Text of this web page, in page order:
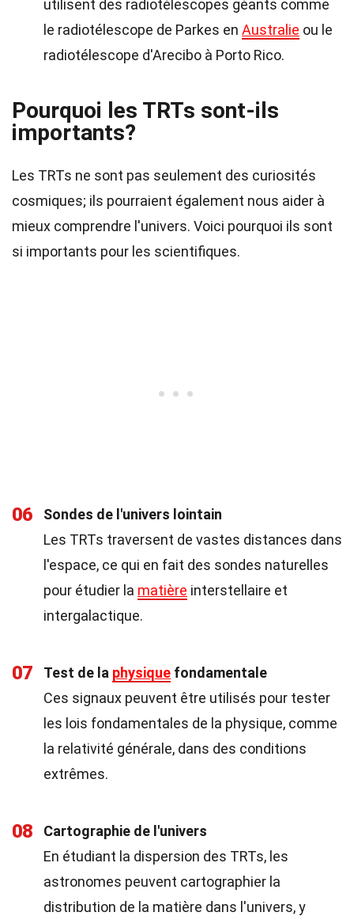
utilisent des radiotélescopes géants comme
le radiotélescope de Parkes en Australie ou le
radiotélescope d'Arecibo à Porto Rico.
Pourquoi les TRTs sont-ils
importants?
Les TRTs ne sont pas seulement des curiosités
cosmiques; ils pourraient également nous aider à
mieux comprendre l'univers. Voici pourquoi ils sont
si importants pour les scientifiques.
06
Sondes de l'univers lointain
Les TRTs traversent de vastes distances dans
l'espace, ce qui en fait des sondes naturelles
pour étudier la matière interstellaire et
intergalactique.
07 Test de la physique fondamentale
Ces signaux peuvent être utilisés pour tester
les lois fondamentales de la physique, comme
la relativité générale, dans des conditions
extrêmes.
08
Cartographie de l'univers
En étudiant la dispersion des TRTs, les
astronomes peuvent cartographier la
distribution de la matière dans l'univers, y